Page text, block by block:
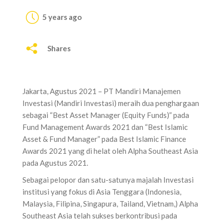
5 years ago
Shares
Jakarta, Agustus 2021 – PT Mandiri Manajemen
Investasi (Mandiri Investasi) meraih dua penghargaan
sebagai “Best Asset Manager (Equity Funds)” pada
Fund Management Awards 2021 dan “Best Islamic
Asset & Fund Manager” pada Best Islamic Finance
Awards 2021 yang di helat oleh Alpha Southeast Asia
pada Agustus 2021.
Sebagai pelopor dan satu-satunya majalah Investasi
institusi yang fokus di Asia Tenggara (Indonesia,
Malaysia, Filipina, Singapura, Tailand, Vietnam,) Alpha
Southeast Asia telah sukses berkontribusi pada